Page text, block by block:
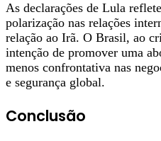
As declarações de Lula
polarização nas relações
relação ao Irã. O Brasil, ao
intenção de promover uma
menos confrontativa nas
e segurança global.
Conclusão